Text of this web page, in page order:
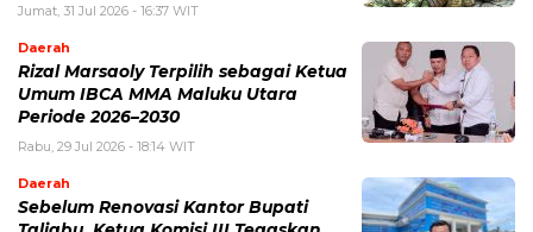
Jumat, 31 Jul 2026 - 16:37 WIT
Daerah
Rizal Marsaoly Terpilih sebagai Ketua
Umum IBCA MMA Maluku Utara
Periode 2026–2030
Rabu, 29 Jul 2026 - 18:14 WIT
Daerah
Sebelum Renovasi Kantor Bupati